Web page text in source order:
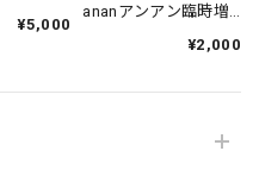
¥5,000
ananアンアン臨時増
¥2,000